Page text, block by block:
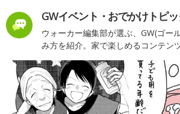
GWイベント・おでかけトピッ
ウォーカー編集部が選ぶ、GW(ゴー
み方を紹介。家で楽しめるコンテン